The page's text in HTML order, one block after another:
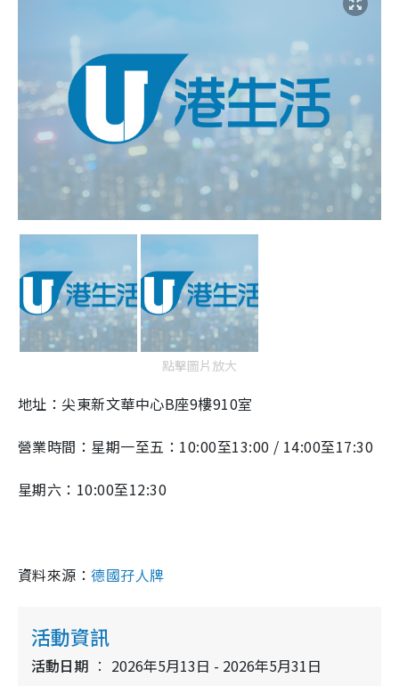
點擊圖片放大
地址：尖東新文華中心B座9樓910室
營業時間：星期一至五：10:00至13:00 / 14:00至17:30
星期六：10:00至12:30
資料來源：德國孖人牌
活動資訊
活動日期 2026年5月13日 - 2026年5月31日